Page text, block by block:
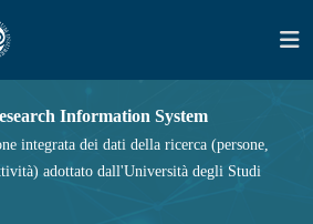
Information System
integrata dei dati della ricerca (persone,
adottato dall'Università degli Studi